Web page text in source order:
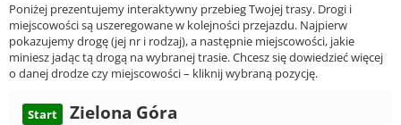
Poniżej prezentujemy interaktywny przebieg Twojej trasy. Drogi i
miejscowości są uszeregowane w kolejności przejazdu. Najpierw
pokazujemy drogę (jej nr i rodzaj), a następnie miejscowości, jakie
miniesz jadąc tą drogą na wybranej trasie. Chcesz się dowiedzieć więcej
o danej drodze czy miejscowości – kliknij wybraną pozycję.
Start Zielona Góra